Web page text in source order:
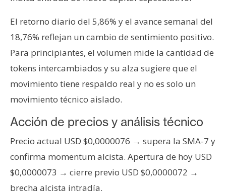
c
u
r
s
o
s
C
n
t
a
c
El retorno diario del 5,86% y el avance semanal del
18,76% reflejan un cambio de sentimiento positivo.
Para principiantes, el volumen mide la cantidad de
tokens intercambiados y su alza sugiere que el
movimiento tiene respaldo real y no es solo un
movimiento técnico aislado.
Acción de precios y análisis técnico
Precio actual USD $0,0000076 → supera la SMA-7 y
confirma momentum alcista. Apertura de hoy USD
$0,0000073 → cierre previo USD $0,0000072 →
brecha alcista intradía.